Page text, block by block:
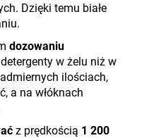
Dzięki temu białe
dozowaniu
w żelu niż w
ilościach,
a na włóknach
z prędkością 1 200